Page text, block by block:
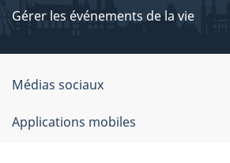
Gérer les événements de la vie
Organisation
du
gouvernement
Médias sociaux
Applications mobiles